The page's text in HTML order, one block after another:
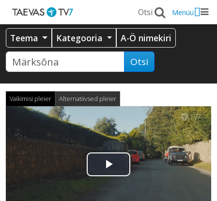
Menüü
Teema Kategooria A-Ö nimekiri
Otsi
Vaikimisi pleier Alternatiivsed pleier
Esita